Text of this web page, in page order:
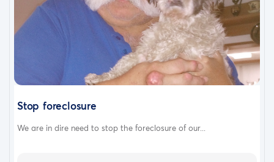
Stop foreclosure
We are in dire need to stop the foreclosure of our...